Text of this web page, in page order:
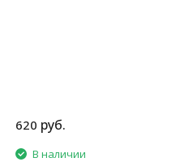
620 руб.
В наличии